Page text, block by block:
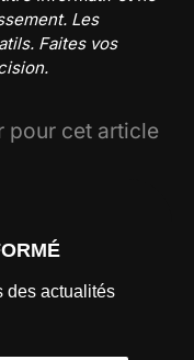
Les
Faites vos
pour cet article
des actualités